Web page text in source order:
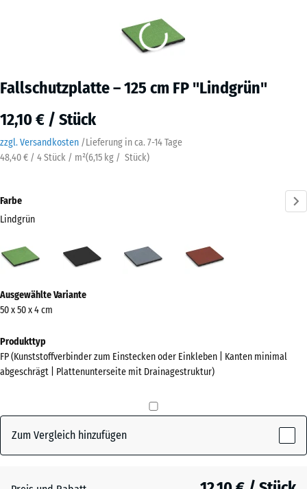
Fallschutzplatte – 125 cm FP "Lindgrün"
12,10 € / Stück
zzgl. Versandkosten /Lieferung in ca. 7-14 Tage
48,40 € / 4 Stück / m²(6,15 kg / Stück)
Farbe
Lindgrün
(active)
Graphitgrau
Informationen
zu
Farben?
Farbpalette
(active)
Ausgewählte Variante
50 x 50 x 4 cm
Produkttyp
FP (Kunststoffverbinder zum Einstecken oder Einkleben | Kanten minimal
abgeschrägt | Plattenunterseite mit Drainagestruktur)
Zum Vergleich hinzufügen